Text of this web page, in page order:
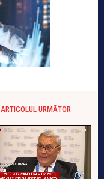
ARTICOLUL URMĂTOR